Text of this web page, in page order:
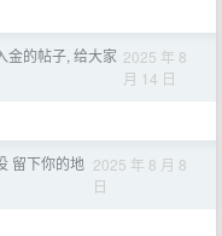
金的帖子, 给大家 2025 年 8
月 14 日
留下你的地 2025 年 8 月 8
日